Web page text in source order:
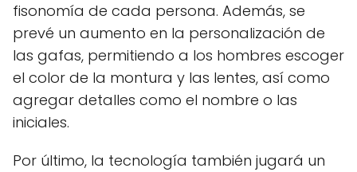
fisonomía de cada persona. Además, se
prevé un aumento en la personalización de
las gafas, permitiendo a los hombres escoger
el color de la montura y las lentes, así como
agregar detalles como el nombre o las
iniciales.
Por último, la tecnología también jugará un